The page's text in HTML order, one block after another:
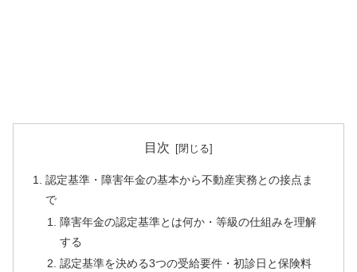
目次
認定基準・障害年金の基本から不動産実務との接点ま
で
障害年金の認定基準とは何か・等級の仕組みを理解
する
認定基準を決める3つの受給要件・初診日と保険料